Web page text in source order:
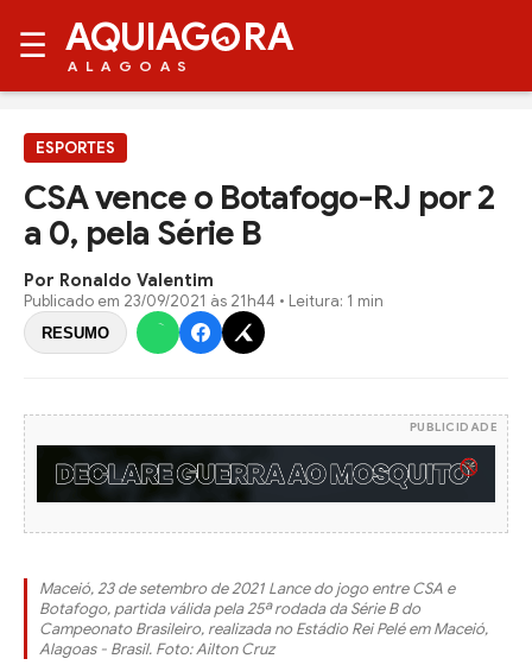
☰ AQUIAG RA
ALAGOAS
ESPORTES
CSA vence o Botafogo-RJ por 2
a 0, pela Série B
Por Ronaldo Valentim
Publicado em 23/09/2021 às 21h44 • Leitura: 1 min
RESUMO
PUBLICIDADE
Maceió, 23 de setembro de 2021 Lance do jogo entre CSA e
Botafogo, partida válida pela 25ª rodada da Série B do
Campeonato Brasileiro, realizada no Estádio Rei Pelé em Maceió,
Alagoas - Brasil. Foto: Ailton Cruz